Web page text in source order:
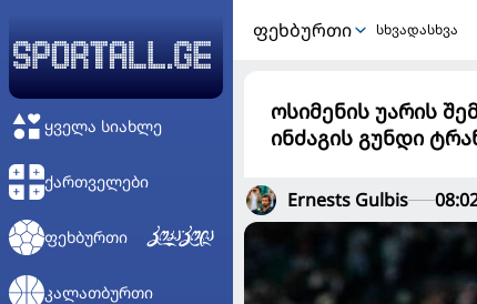
ᲧᲕᲔᲚᲐ ᲡᲘᲐᲮᲚᲔ
ᲥᲐᲠᲗᲕᲔᲚᲔᲑᲘ
ᲤᲔᲮᲑᲣᲠᲗᲘ
ᲙᲐᲚᲐᲗᲑᲣᲠᲗᲘ
ᲤᲔᲮᲑᲣᲠᲗᲘ სხვადასხვა
ოსიმენის უარის
ინძაგის გუნდი
Ernests Gulbis